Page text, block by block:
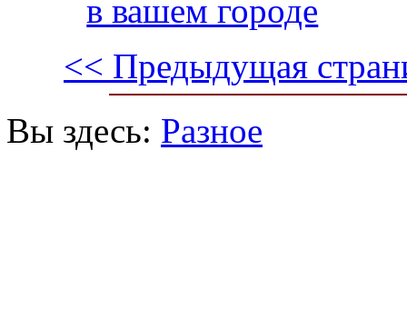
в вашем городе
<< Предыдущая
Вы здесь: Разное